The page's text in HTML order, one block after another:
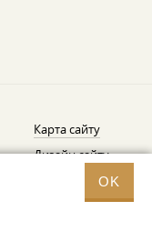
OK
Карта сайту
Дизайн сайту —